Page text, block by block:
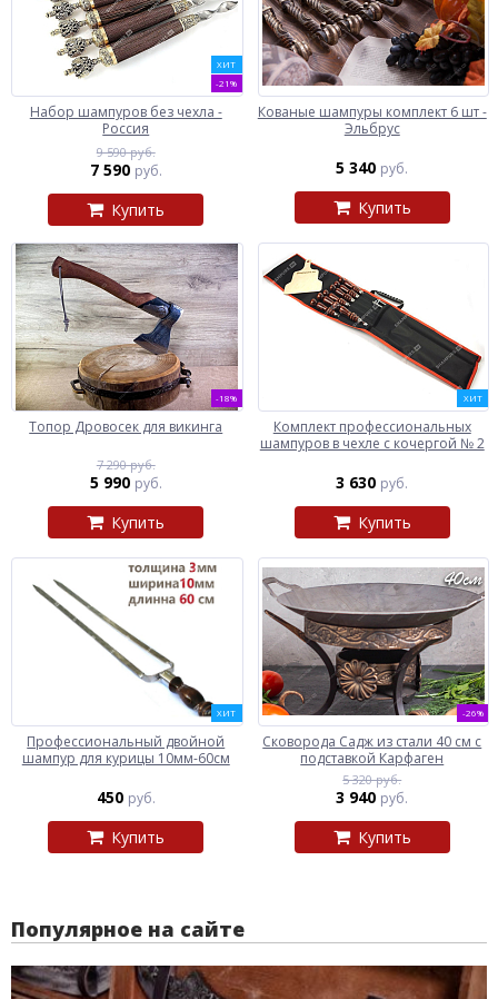
ХИТ
-21%
Набор шампуров без чехла -
Россия
9 590 руб.
7 590 руб.
Купить
Кованые шампуры комплект 6 шт -
Эльбрус
5 340 руб.
Купить
-18%
Топор Дровосек для викинга
7 290 руб.
5 990 руб.
Купить
ХИТ
Комплект профессиональных
шампуров в чехле с кочергой № 2
3 630 руб.
Купить
ХИТ
Профессиональный двойной
шампур для курицы 10мм-60см
450 руб.
Купить
-26%
Сковорода Садж из стали 40 см с
подставкой Карфаген
5 320 руб.
3 940 руб.
Купить
Популярное на сайте